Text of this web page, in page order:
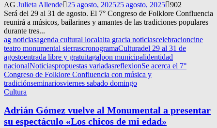
AG Julieta Allende 25 agosto, 202525 agosto, 2025 902
Será del 29 al 31 de agosto. El 7° Congreso de Folklore Confluencia
reunirá a músicos, bailarines y amantes de las tradiciones populares
durante tres...
ag noticiasagenda cultural localalta gracia noticiascelebracioncine
teatro monumental sierrascronogramaCulturadel 29 al 31 de
agostoentrada libre y gratuitagalpon municipalidentidad
nacionalNoticiaspropuestas variadasreflexionSe acerca el 7°
Congreso de Folklore Confluencia con música y
tradiciónseminariosviernes sabado domingo
Cultura
Adrián Gómez vuelve al Monumental a presentar
su espectáculo «Los chicos de mi edad»